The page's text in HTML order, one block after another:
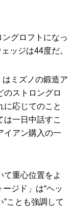
ングロフトになっ
ッジは44度だ。
ミズノの鍛造ア
のストロングロ
に応じてのこと
は一日中話すこ
イアン購入の一
て重心位置をよ
ジド」は“ヘッ
ことも強調して